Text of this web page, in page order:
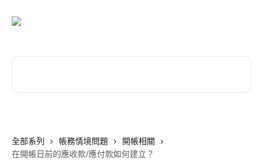
全部系列 帳務情境問題
開帳相關
在開帳日前的應收款/應付款如何建立？